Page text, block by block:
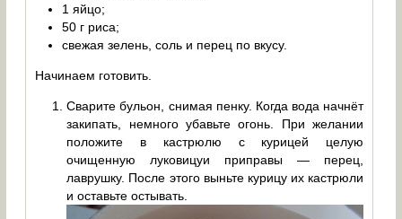
1 яйцо;
50 г риса;
свежая зелень, соль и перец по вкусу.
Начинаем готовить.
Сварите бульон, снимая пенку. Когда вода начнёт
закипать, немного убавьте огонь. При желании
положите в кастрюлю с курицей целую
очищенную луковицуи приправы — перец,
лаврушку. После этого выньте курицу их кастрюли
и оставьте остывать.